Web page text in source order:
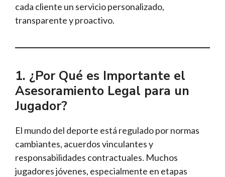
cada cliente un servicio personalizado,
transparente y proactivo.
1. ¿Por Qué es Importante el
Asesoramiento Legal para un
Jugador?
El mundo del deporte está regulado por normas
cambiantes, acuerdos vinculantes y
responsabilidades contractuales. Muchos
jugadores jóvenes, especialmente en etapas